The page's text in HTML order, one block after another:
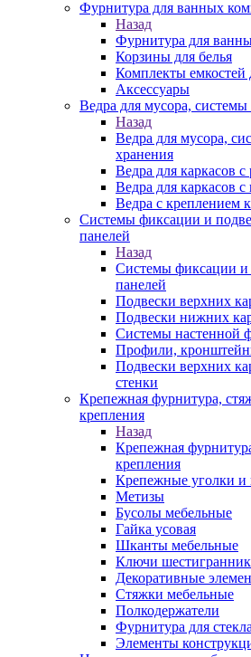
Фурнитура для ванных
Назад
Фурнитура для
Корзины для белья
Комплекты
Аксессуары
Ведра для мусора,
Назад
Ведра для мусора,
хранения
Ведра для каркасов
Ведра для каркасов
Ведра с креплением
Системы фиксации и
панелей
Назад
Системы фиксации и
панелей
Подвески верхних
Подвески нижних
Системы настенной
Профили,
Подвески верхних
стенки
Крепежная фурнитура,
крепления
Назад
Крепежная
крепления
Крепежные уголки и
Метизы
Бусолы мебельные
Гайка усовая
Шканты мебельные
Ключи
Декоративные
Стяжки мебельные
Полкодержатели
Фурнитура для стекла
Элементы